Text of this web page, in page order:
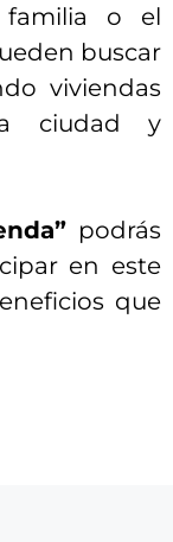
o el
buscar
viviendas
ciudad y
podrás
en este
que